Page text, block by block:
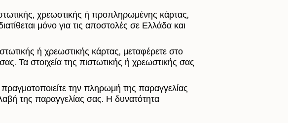
χρεωστικής ή προπληρωμένης κάρτας,
μόνο για τις αποστολές σε Ελλάδα και
ή χρεωστικής κάρτας, μεταφέρετε στο
Τα στοιχεία της πιστωτικής ή χρεωστικής σας
την πληρωμή της παραγγελίας
της παραγγελίας σας. Η δυνατότητα